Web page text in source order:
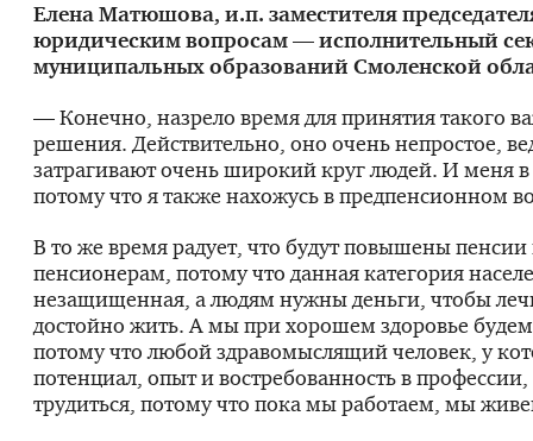
Елена Матюшова, и.п. заместителя
юридическим вопросам — исполнительный
муниципальных образований Смоленской
— Конечно, назрело время для принятия такого
решения. Действительно, оно очень непростое,
затрагивают очень широкий круг людей. И меня в
потому что я также нахожусь в предпенсионном
В то же время радует, что будут повышены
пенсионерам, потому что данная категория
незащищенная, а людям нужны деньги, чтобы
достойно жить. А мы при хорошем здоровье будем
потому что любой здравомыслящий человек, у
потенциал, опыт и востребованность в
трудиться, потому что пока мы работаем, мы